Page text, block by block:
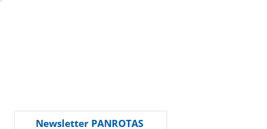
Newsletter PANROTAS